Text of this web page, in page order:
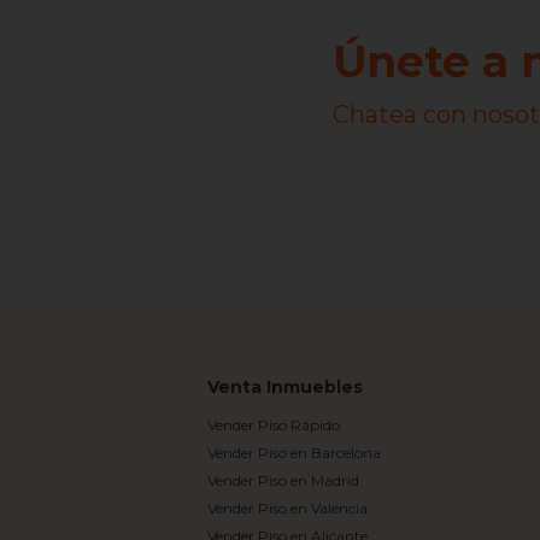
Únete a
Chatea con
Venta Inmuebles
Vender Piso Rápido
Vender Piso en Barcelona
Vender Piso en Madrid
Vender Piso en Valencia
Vender Piso en Alicante